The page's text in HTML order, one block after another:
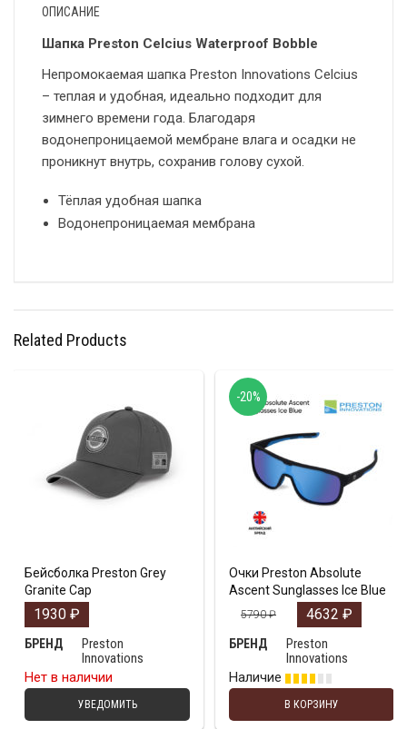
ОПИСАНИЕ
Шапка Preston Celcius Waterproof Bobble
Непромокаемая шапка Preston Innovations Celcius
– теплая и удобная, идеально подходит для
зимнего времени года. Благодаря
водонепроницаемой мембране влага и осадки не
проникнут внутрь, сохранив голову сухой.
Тёплая удобная шапка
Водонепроницаемая мембрана
Related Products
Бейсболка Preston Grey
Granite Cap
1930 ₽
БРЕНД
Preston
Innovations
Нет в наличии
УВЕДОМИТЬ
Очки Preston Absolute
Ascent Sunglasses Ice Blue
5790₽ 4632 ₽
БРЕНД
Preston
Innovations
Наличие
В КОРЗИНУ
-20%